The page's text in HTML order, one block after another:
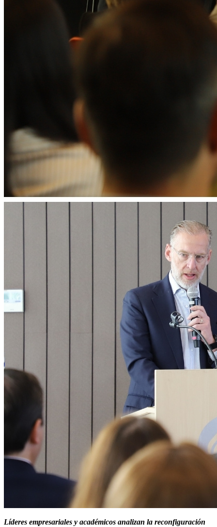
Líderes empresariales y académicos analizan la reconfiguración